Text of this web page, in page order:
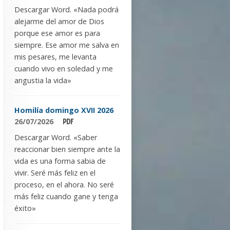
Descargar Word. «Nada podrá
alejarme del amor de Dios
porque ese amor es para
siempre. Ese amor me salva en
mis pesares, me levanta
cuando vivo en soledad y me
angustia la vida»
Homilía domingo XVII 2026
26/07/2026
Descargar Word. «Saber
reaccionar bien siempre ante la
vida es una forma sabia de
vivir. Seré más feliz en el
proceso, en el ahora. No seré
más feliz cuando gane y tenga
éxito»